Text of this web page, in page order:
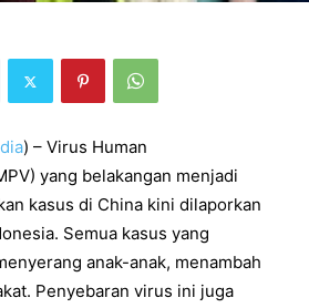
) – Virus Human
yang belakangan menjadi
kasus di China kini dilaporkan
Semua kasus yang
anak-anak, menambah
Penyebaran virus ini juga